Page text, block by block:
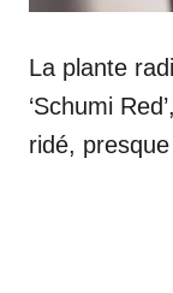
La plante
‘Schumi
ridé,